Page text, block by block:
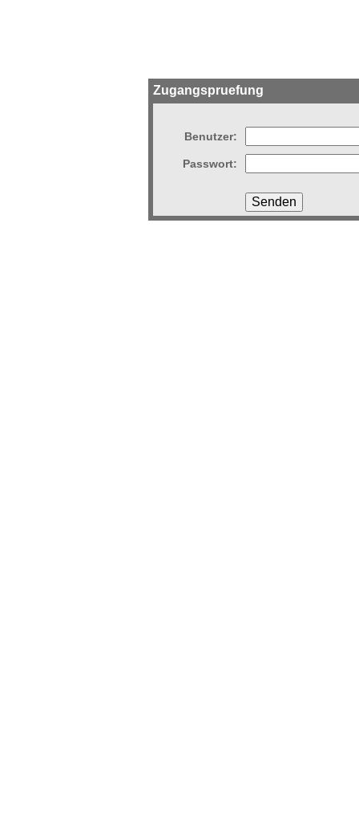
Zugangspruefung
Benutzer:
Passwort: